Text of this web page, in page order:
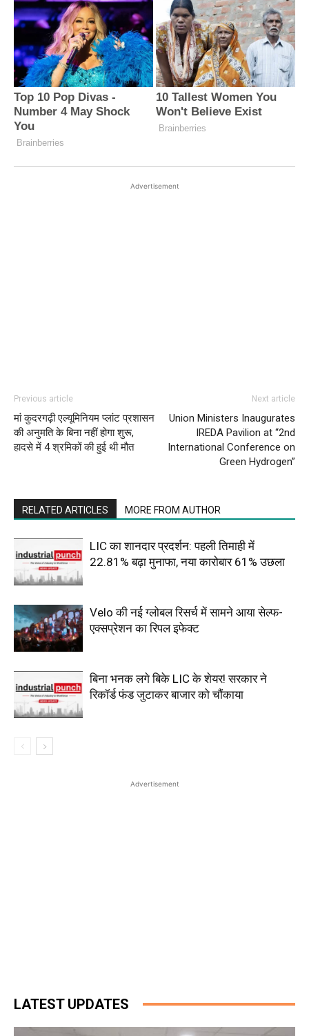
Advertisement
Previous article
मां कुदरगढ़ी एल्यूमिनियम प्लांट प्रशासन
की अनुमति के बिना नहीं होगा शुरू,
हादसे में 4 श्रमिकों की हुई थी मौत
Next article
Union Ministers Inaugurates
IREDA Pavilion at “2nd
International Conference on
Green Hydrogen”
RELATED ARTICLES MORE FROM AUTHOR
LIC का शानदार प्रदर्शन: पहली तिमाही में
22.81% बढ़ा मुनाफा, नया कारोबार 61% उछला
Velo की नई ग्लोबल रिसर्च में सामने आया सेल्फ-
एक्सप्रेशन का रिपल इफेक्ट
बिना भनक लगे बिके LIC के शेयर! सरकार ने
रिकॉर्ड फंड जुटाकर बाजार को चौंकाया
Advertisement
LATEST UPDATES